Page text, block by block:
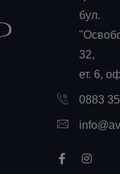
бул.
32,
ет. 6,
0883